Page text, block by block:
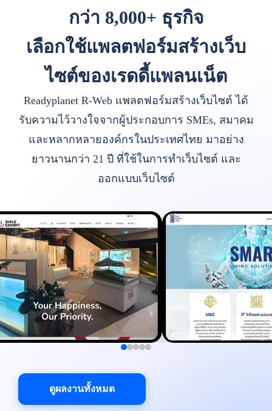
กว่า 8,000+ ธุรกิจ
เลือกใช้แพลตฟอร์มสร้างเว็บ
ไซต์ของเรดดี้แพลนเน็ต
Readyplanet R-Web แพลตฟอร์มสร้างเว็บไซต์ ได้
รับความไว้วางใจจากผู้ประกอบการ SMEs, สมาคม
และหลากหลายองค์กรในประเทศไทย มาอย่าง
ยาวนานกว่า 21 ปี ที่ใช้ในการทำเว็บไซต์ และ
ออกแบบเว็บไซต์
ดูผลงานทั้งหมด